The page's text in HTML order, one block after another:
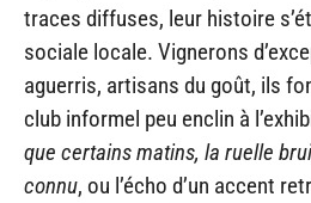
traces diffuses, leur histoire
sociale locale. Vignerons
aguerris, artisans du goût, ils
club informel peu enclin à
que certains matins, la ruelle
connu, ou l’écho d’un accent